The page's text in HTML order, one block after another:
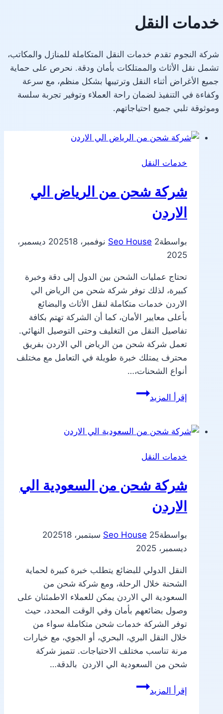
خدمات النقل
شركة النجوم تقدم خدمات النقل المتكاملة للمنازل والمكاتب،
تشمل نقل الأثاث والممتلكات بأمان ودقة. نحرص على حماية
جميع الأغراض أثناء النقل وترتيبها بشكل منظم، مع سرعة
وكفاءة في التنفيذ لضمان راحة العملاء وتوفير تجربة سلسة
وموثوقة تلبي جميع احتياجاتهم.
خدمات النقل
شركة شحن من الرياض الي
الاردن
بواسطة Seo House 2 نوفمبر، 2025
18 ديسمبر،
2025
تحتاج عمليات الشحن بين الدول إلى دقة وخبرة
كبيرة، لذلك توفر شركة شحن من الرياض الي
الاردن خدمات متكاملة لنقل الأثاث والبضائع
بأعلى معايير الأمان، كما أن الشركة تهتم بكافة
تفاصيل النقل من التغليف وحتى التوصيل النهائي.
تعمل شركة شحن من الرياض الي الاردن بفريق
محترف يمتلك خبرة طويلة في التعامل مع مختلف
أنواع الشحنات،…
إقرأ المزيدشركة
الرياض
الاردنخدمات النقل
شركة شحن من السعودية الي
الاردن
بواسطة Seo House 25 سبتمبر، 2025
18
ديسمبر، 2025
النقل الدولي للبضائع يتطلب خبرة كبيرة لحماية
الشحنة خلال الرحلة، ومع شركة شحن من
السعودية الي الاردن يمكن للعملاء الاطمئنان على
وصول بضائعهم بأمان وفي الوقت المحدد، حيث
توفر الشركة خدمات شحن متكاملة سواء من
خلال النقل البري، البحري، أو الجوي، مع خيارات
مرنة تناسب مختلف الاحتياجات. تتميز شركة
شحن من السعودية الي الاردن بالدقة…
إقرأ المزيدشركة